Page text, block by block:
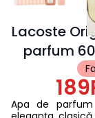
Lacoste
parfum
Apa de